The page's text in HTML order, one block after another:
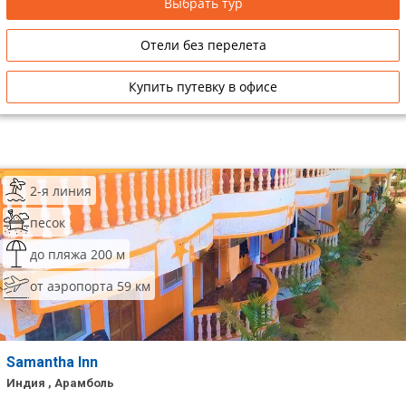
Отели без перелета
Купить путевку в офисе
2-я линия
песок
до пляжа 200 м
от аэропорта 59 км
Samantha Inn
Индия , Арамболь